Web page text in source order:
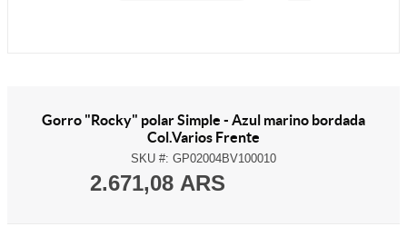
Gorro "Rocky" polar Simple - Azul marino bordada
Col.Varios Frente
SKU #: GP02004BV100010
2.671,08 ARS